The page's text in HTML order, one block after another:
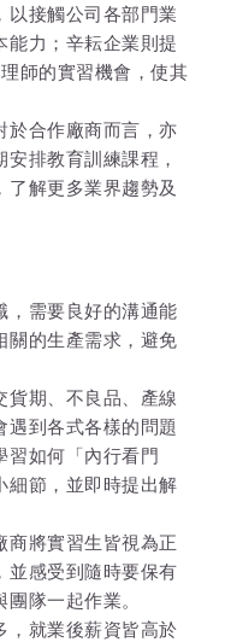
以接觸公司各部門業
能力；辛耘企業則提
師的實習機會，使其
於合作廠商而言，亦
排教育訓練課程，
解更多業界趨勢及
，需要良好的溝通能
關的生產需求，避免
貨期、不良品、產線
到各式各樣的問題
習如何「內行看門
細節，並即時提出解
商將實習生皆視為正
並感受到隨時要保有
隊一起作業。
，就業後薪資皆高於